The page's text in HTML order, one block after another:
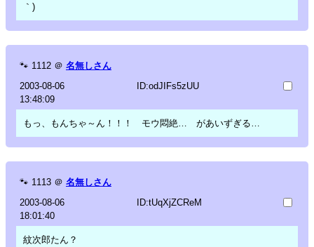
｀)
🐾 1112 ＠ 名無しさん
2003-08-06
13:48:09
ID:odJIFs5zUU
もっ、もんちゃ～ん！！！ モウ悶絶… があいずぎる…
🐾 1113 ＠ 名無しさん
2003-08-06
18:01:40
ID:tUqXjZCReM
紋次郎たん？